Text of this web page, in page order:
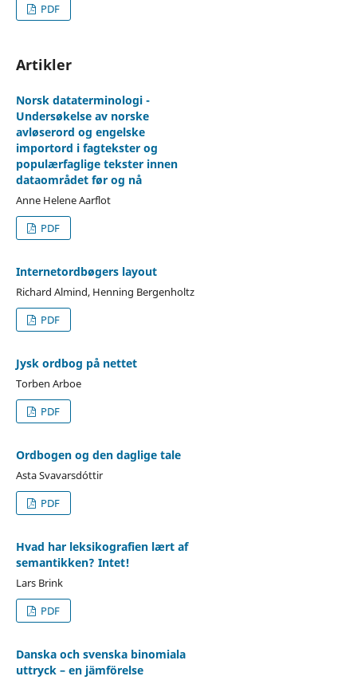
PDF
Artikler
Norsk dataterminologi -
Undersøkelse av norske
avløserord og engelske
importord i fagtekster og
populærfaglige tekster innen
dataområdet før og nå
Anne Helene Aarflot
PDF
Internetordbøgers layout
Richard Almind, Henning Bergenholtz
PDF
Jysk ordbog på nettet
Torben Arboe
PDF
Ordbogen og den daglige tale
Asta Svavarsdóttir
PDF
Hvad har leksikografien lært af
semantikken? Intet!
Lars Brink
PDF
Danska och svenska binomiala
uttryck – en jämförelse